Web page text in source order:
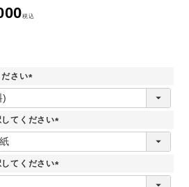
税込
さい
(
須
てください
(
須
てください
(